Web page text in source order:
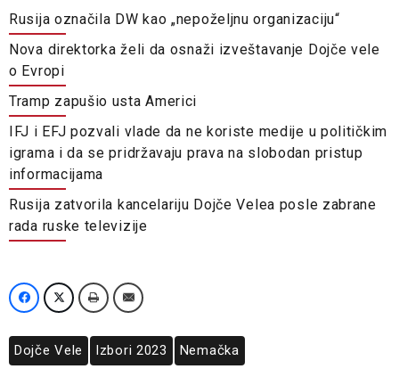
Rusija označila DW kao „nepoželjnu organizaciju“
Nova direktorka želi da osnaži izveštavanje Dojče vele
o Evropi
Tramp zapušio usta Americi
IFJ i EFJ pozvali vlade da ne koriste medije u političkim
igrama i da se pridržavaju prava na slobodan pristup
informacijama
Rusija zatvorila kancelariju Dojče Velea posle zabrane
rada ruske televizije
Dojče Vele Izbori 2023 Nemačka